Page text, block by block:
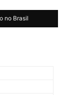
no Brasil